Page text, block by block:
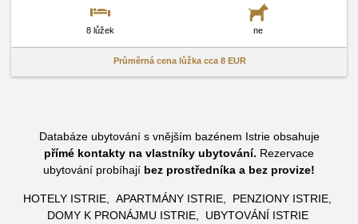
8 lůžek ne
Průměrná cena lůžka cca 8 EUR
Databáze ubytování s vnějším bazénem Istrie obsahuje
přímé kontakty na vlastníky ubytování. Rezervace
ubytování probíhají bez prostředníka a bez provize!
HOTELY ISTRIE APARTMÁNY ISTRIE
PENZIONY ISTRIE
DOMY K PRONÁJMU ISTRIE
UBYTOVÁNÍ ISTRIE